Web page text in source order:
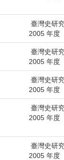
臺灣史研
2005 年度
臺灣史研
2005 年度
臺灣史研
2005 年度
臺灣史研
2005 年度
臺灣史研
2005 年度